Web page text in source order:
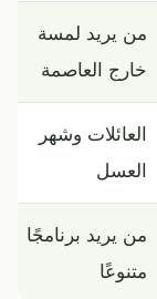
من يريد لمسة
خارج العاصمة
العائلات وشهر
العسل
من يريد برنامجًا
متنوعًا